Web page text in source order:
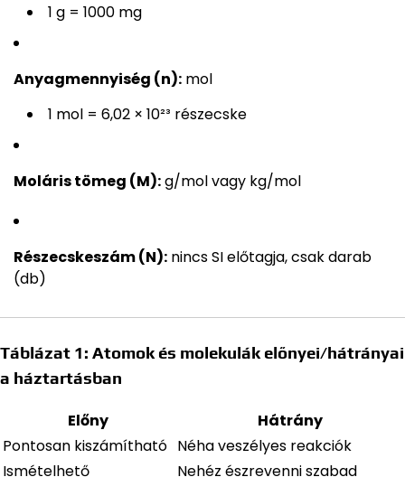
1 g = 1000 mg
Anyagmennyiség (n): mol
1 mol = 6,02 × 10²³ részecske
Moláris tömeg (M):g/mol vagy kg/mol
Részecskeszám (N): nincs SI előtagja, csak darab
(db)
Táblázat 1: Atomok és molekulák előnyei/hátrányai
a háztartásban
Előny
Hátrány
Pontosan kiszámítható Néha veszélyes reakciók
Ismételhető
Nehéz észrevenni szabad